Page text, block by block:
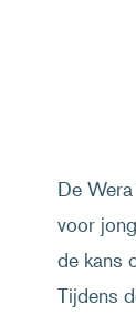
De
voor
de kans
Tijdens